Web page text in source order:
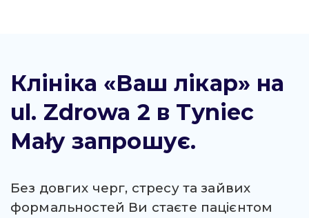
Клініка «Ваш лікар» на
ul. Zdrowa 2 в Tyniec
Mały запрошує.
Без довгих черг, стресу та зайвих
формальностей Ви стаєте пацієнтом